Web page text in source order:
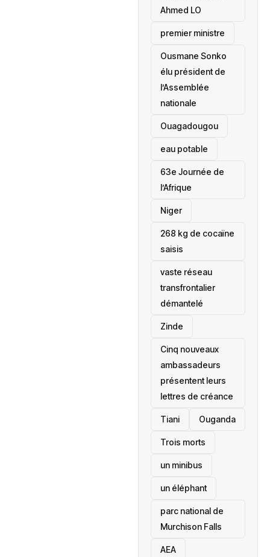
Ahmed LO
premier ministre
Ousmane Sonko
élu président de
l’Assemblée
nationale
‎Ouagadougou
eau potable
63e Journée de
l’Afrique
‎Niger
268 kg de cocaïne
saisis
vaste réseau
transfrontalier
démantelé
Zinde
Cinq nouveaux
ambassadeurs
présentent leurs
lettres de créance
Tiani ‎Ouganda
Trois morts
un minibus
un éléphant
parc national de
Murchison Falls
AEA